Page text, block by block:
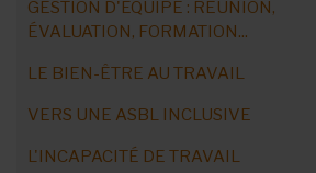
Le don de jours de congé
Les horaires flottants
Le travail à temps partiel
Les heures supplémentaires volontaires
GESTION D'ÉQUIPE : RÉUNION,
ÉVALUATION, FORMATION...
Cadre légal et administratif
Législation du travail : les obligations
Règlement de travail
Organisation de réunions efficaces
Les ordres du jour
Cohésion et dynamiques d'équipe
LE BIEN-ÊTRE AU TRAVAIL
Contextes de crise et traumatismes
Refus de reprendre le travail
VERS UNE ASBL INCLUSIVE
Faire collaborer les générations
L'INCAPACITÉ DE TRAVAIL